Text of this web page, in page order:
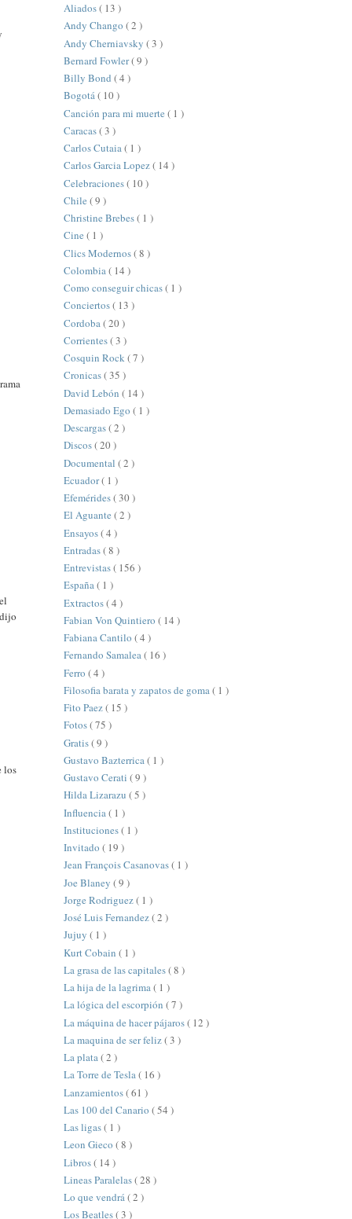
los
Aliados( 13 )
Andy Chango ( 2 )
Andy Cherniavsky ( 3 )
Bernard Fowler( 9 )
Billy Bond ( 4 )
Bogotá( 10 )
Canción para mi muerte ( 1 )
Caracas( 3 )
Carlos Cutaia( 1 )
Carlos Garcia Lopez( 14 )
Celebraciones( 10 )
Chile ( 9 )
Christine Brebes( 1 )
Cine ( 1 )
Clics Modernos( 8 )
Colombia( 14 )
Como conseguir chicas( 1 )
Conciertos( 13 )
Cordoba ( 20 )
Corrientes( 3 )
Cosquin Rock( 7 )
Cronicas( 35 )
David Lebón ( 14 )
Demasiado Ego ( 1 )
Descargas( 2 )
Discos( 20 )
Documental ( 2 )
Ecuador( 1 )
Efemérides( 30 )
El Aguante ( 2 )
Ensayos( 4 )
Entradas( 8 )
Entrevistas( 156 )
España( 1 )
Extractos( 4 )
Fabian Von Quintiero ( 14 )
Fabiana Cantilo ( 4 )
Fernando Samalea( 16 )
Ferro ( 4 )
Filosofia barata y zapatos de goma( 1 )
Fito Paez( 15 )
Fotos( 75 )
Gratis( 9 )
Gustavo Bazterrica( 1 )
Gustavo Cerati ( 9 )
Hilda Lizarazu ( 5 )
Influencia ( 1 )
Instituciones( 1 )
Invitado ( 19 )
Jean François Casanovas( 1 )
Joe Blaney ( 9 )
Jorge Rodriguez( 1 )
José Luis Fernandez( 2 )
Jujuy ( 1 )
Kurt Cobain ( 1 )
La grasa de las capitales( 8 )
La hija de la lagrima( 1 )
La lógica del escorpión ( 7 )
La máquina de hacer pájaros( 12 )
La maquina de ser feliz( 3 )
La plata( 2 )
La Torre de Tesla( 16 )
Lanzamientos( 61 )
Las 100 del Canario ( 54 )
Las ligas( 1 )
Leon Gieco ( 8 )
Libros( 14 )
Lineas Paralelas( 28 )
Lo que vendrá( 2 )
Los Beatles( 3 )